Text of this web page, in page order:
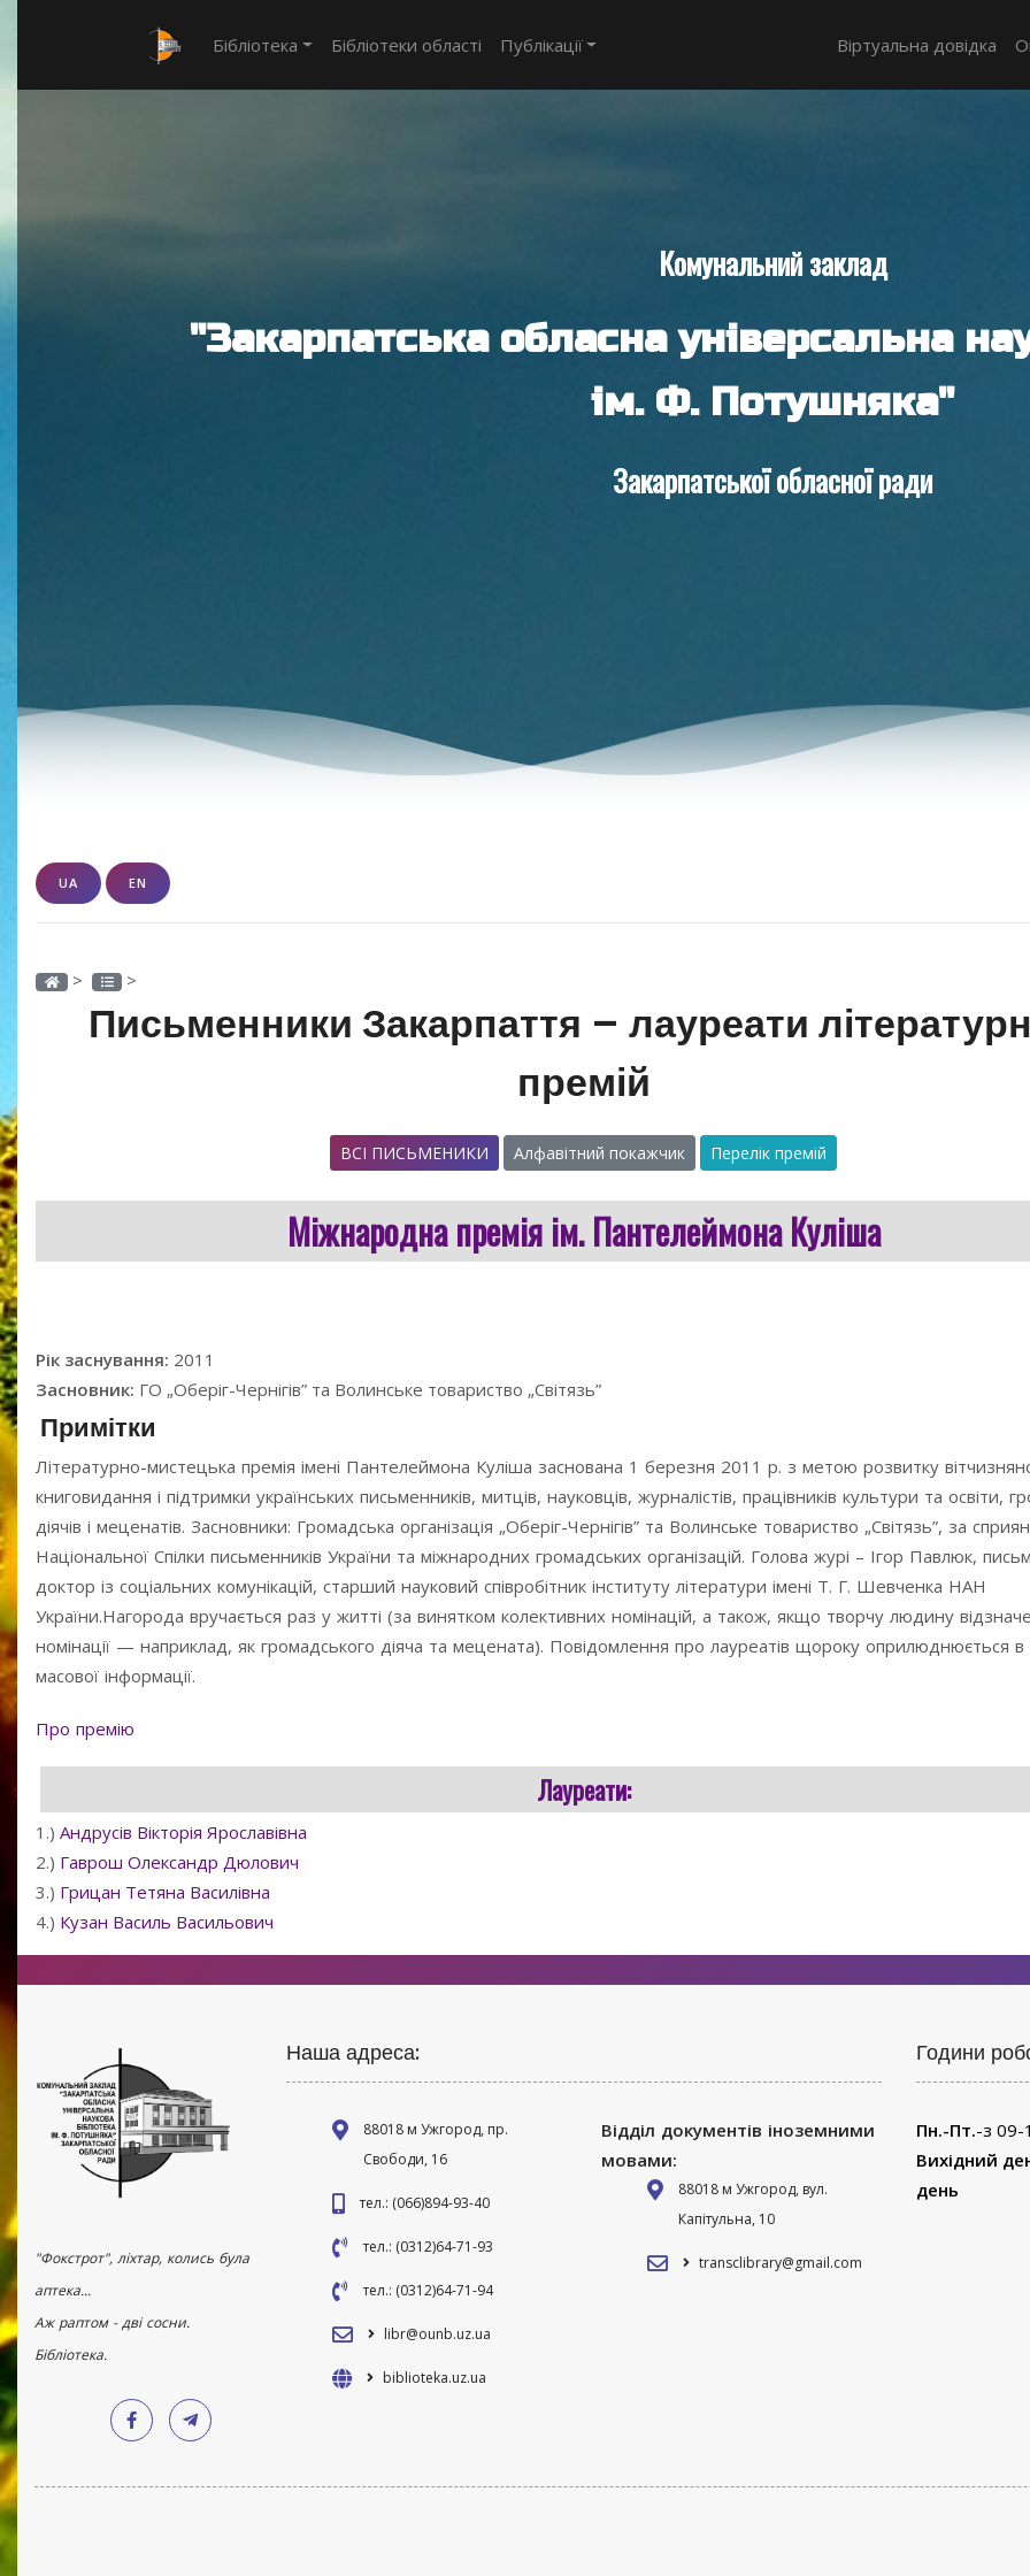
Бібліотека Бібліотеки області Публікації Віртуальна довідка
Комунальний заклад
"Закарпатська обласна універсальна
ім. Ф. Потушняка"
Закарпатської обласної ради
UA EN
> >
Письменники Закарпаття – лауреати
премій
ВСІ ПИСЬМЕНИКИ Алфавітний покажчик Перелік премій
Міжнародна премія ім. Пантелеймона Куліша
Рік заснування: 2011
Засновник: ГО „Оберіг-Чернігів” та Волинське товариство „Світязь”
Примітки
Літературно-мистецька премія імені Пантелеймона Куліша заснована 1 березня 2011 р. з метою розвитку
книговидання і підтримки українських письменників, митців, науковців, журналістів, працівників культури та освіти,
діячів і меценатів. Засновники: Громадська організація „Оберіг-Чернігів” та Волинське товариство „Світязь”, за
Національної Спілки письменників України та міжнародних громадських організацій. Голова журі – Ігор Павлюк,
доктор із соціальних комунікацій, старший науковий співробітник інституту літератури імені Т. Г. Шевченка НАН
України.Нагорода вручається раз у житті (за винятком колективних номінацій, а також, якщо творчу людину
номінації — наприклад, як громадського діяча та мецената). Повідомлення про лауреатів щороку оприлюднюється в
масової інформації.
Про премію
Лауреати:
1.) Андрусів Вікторія Ярославівна
2.) Гаврош Олександр Дюлович
3.) Грицан Тетяна Василівна
4.) Кузан Василь Васильович
"Фокстрот", ліхтар, колись була
аптека...
Аж раптом - дві сосни.
Бібліотека.
Наша адреса:
88018 м Ужгород, пр.
Свободи, 16
тел.: (066)894-93-40
тел.: (0312)64-71-93
тел.: (0312)64-71-94
libr@ounb.uz.ua
biblioteka.uz.ua
Відділ документів іноземними
мовами:
88018 м Ужгород, вул.
Капітульна, 10
transclibrary@gmail.com
Години
Пн.-Пт.-з 09-
Вихідний
день